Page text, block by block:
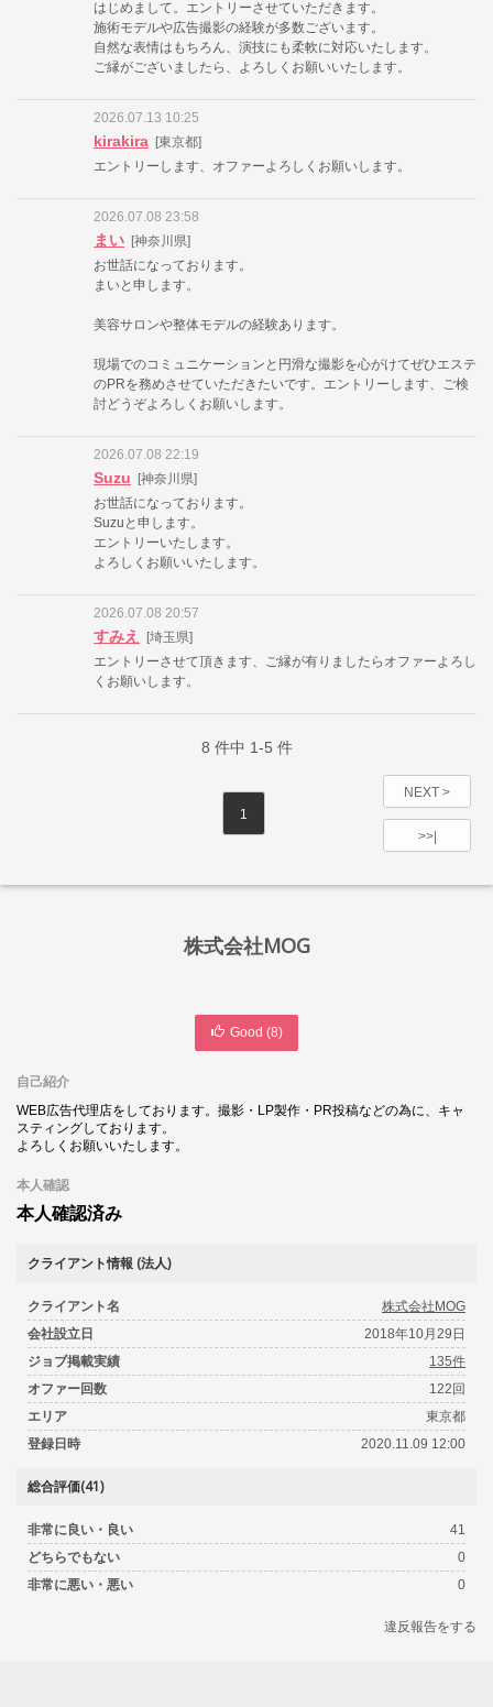
はじめまして。エントリーさせていただきます。
施術モデルや広告撮影の経験が多数ございます。
自然な表情はもちろん、演技にも柔軟に対応いたします。
ご縁がございましたら、よろしくお願いいたします。
2026.07.13 10:25
kirakira [東京都]
エントリーします、オファーよろしくお願いします。
2026.07.08 23:58
まい [神奈川県]
お世話になっております。
まいと申します。
美容サロンや整体モデルの経験あります。
現場でのコミュニケーションと円滑な撮影を心がけてぜひエステ
のPRを務めさせていただきたいです。エントリーします、ご検
討どうぞよろしくお願いします。
2026.07.08 22:19
Suzu
[神奈川県]
お世話になっております。
Suzuと申します。
エントリーいたします。
よろしくお願いいたします。
2026.07.08 20:57
すみえ
[埼玉県]
エントリーさせて頂きます、ご縁が有りましたらオファーよろし
くお願いします。
8 件中 1-5 件
1
NEXT >
>>|
株式会社MOG
Good (8)
自己紹介
WEB広告代理店をしております。撮影・LP製作・PR投稿などの為に、キャ
スティングしております。
よろしくお願いいたします。
本人確認
本人確認済み
クライアント情報 (法人)
クライアント名
株式会社MOG
会社設立日
2018年10月29日
ジョブ掲載実績
135件
オファー回数
122回
エリア
東京都
登録日時
2020.11.09 12:00
総合評価(41)
非常に良い・良い
41
どちらでもない
0
非常に悪い・悪い
0
違反報告をする